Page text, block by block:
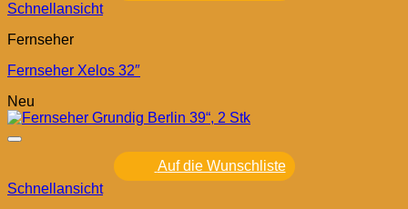
Schnellansicht
Fernseher
Fernseher Xelos 32″
Neu
Auf die Wunschliste
Schnellansicht